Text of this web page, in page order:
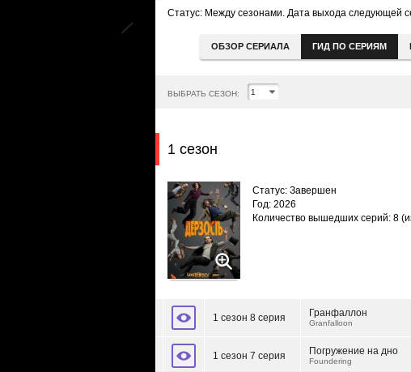
Статус: Между сезонами. Дата выхода следующей
ОБЗОР СЕРИАЛА ГИД ПО СЕРИЯМ
ВЫБРАТЬ СЕЗОН:
1 сезон
Статус: Завершен
Год: 2026
Количество вышедших серий: 8
1 сезон 8 серия Гранфаллон
Granfalloon
1 сезон 7 серия Погружение на дно
Foundering